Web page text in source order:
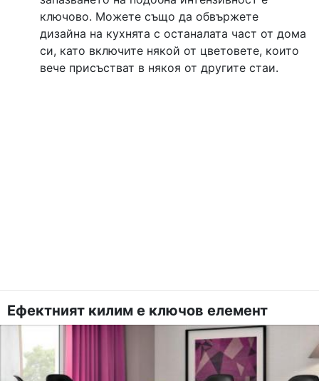
ключово. Можете също да обвържете
дизайна на кухнята с останалата част от дома
си, като включите някой от цветовете, които
вече присъстват в някоя от другите стаи.
Ефектният килим е ключов елемент